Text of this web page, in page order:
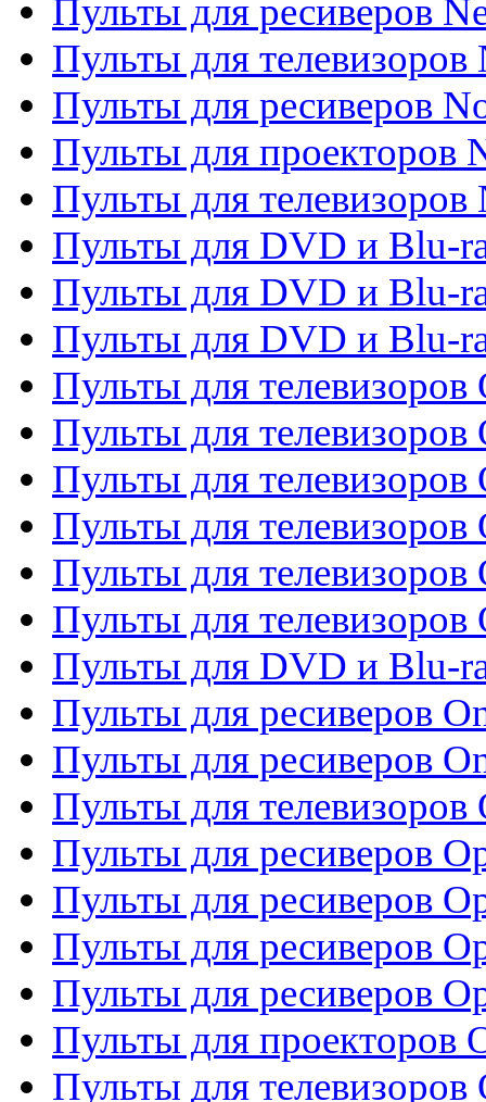
Пульты для ресиверов
Пульты для телевизоров
Пульты для ресиверов
Пульты для проекторов
Пульты для телевизоров
Пульты для DVD и Blu-
Пульты для DVD и Blu-
Пульты для DVD и Blu-
Пульты для телевизоров
Пульты для телевизоров
Пульты для телевизоров
Пульты для телевизоров
Пульты для телевизоров
Пульты для телевизоров
Пульты для DVD и Blu-
Пульты для ресиверов
Пульты для ресиверов
Пульты для телевизоров
Пульты для ресиверов
Пульты для ресиверов
Пульты для ресиверов
Пульты для ресиверов
Пульты для проекторов
Пульты для телевизоров